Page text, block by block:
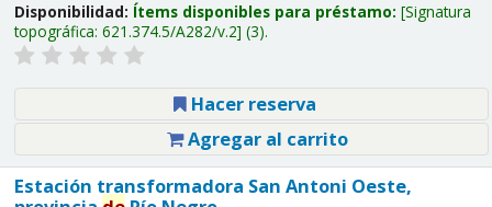
Disponibilidad: Ítems disponibles para préstamo: Signatura
topográfica: 621.374.5/A282/v.2 (3).
Hacer reserva
Agregar al carrito
Estación transformadora San Antoni Oeste,